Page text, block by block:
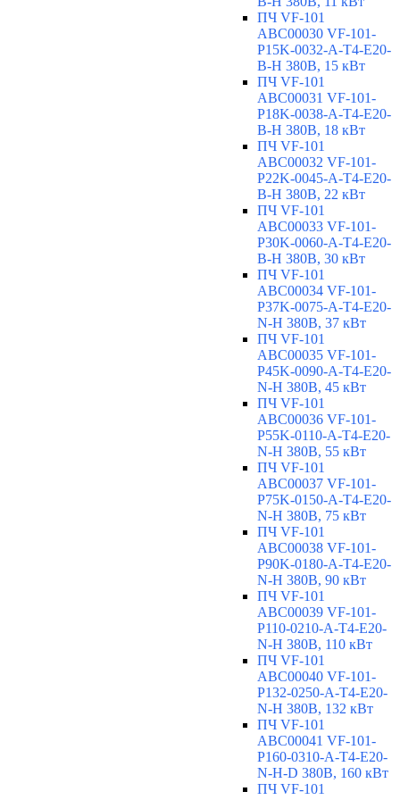
ПЧ VF-101
ABC00030 VF-101-
P15K-0032-A-T4-E20-
B-H 380В, 15 кВт
ПЧ VF-101
ABC00031 VF-101-
P18K-0038-A-T4-E20-
B-H 380В, 18 кВт
ПЧ VF-101
ABC00032 VF-101-
P22K-0045-A-T4-E20-
B-H 380В, 22 кВт
ПЧ VF-101
ABC00033 VF-101-
P30K-0060-A-T4-E20-
B-H 380В, 30 кВт
ПЧ VF-101
ABC00034 VF-101-
P37K-0075-A-T4-E20-
N-H 380В, 37 кВт
ПЧ VF-101
ABC00035 VF-101-
P45K-0090-A-T4-E20-
N-H 380В, 45 кВт
ПЧ VF-101
ABC00036 VF-101-
P55K-0110-A-T4-E20-
N-H 380В, 55 кВт
ПЧ VF-101
ABC00037 VF-101-
P75K-0150-A-T4-E20-
N-H 380В, 75 кВт
ПЧ VF-101
ABC00038 VF-101-
P90K-0180-A-T4-E20-
N-H 380В, 90 кВт
ПЧ VF-101
ABC00039 VF-101-
P110-0210-A-T4-E20-
N-H 380В, 110 кВт
ПЧ VF-101
ABC00040 VF-101-
P132-0250-A-T4-E20-
N-H 380В, 132 кВт
ПЧ VF-101
ABC00041 VF-101-
P160-0310-A-T4-E20-
N-H-D 380В, 160 кВт
ПЧ VF-101